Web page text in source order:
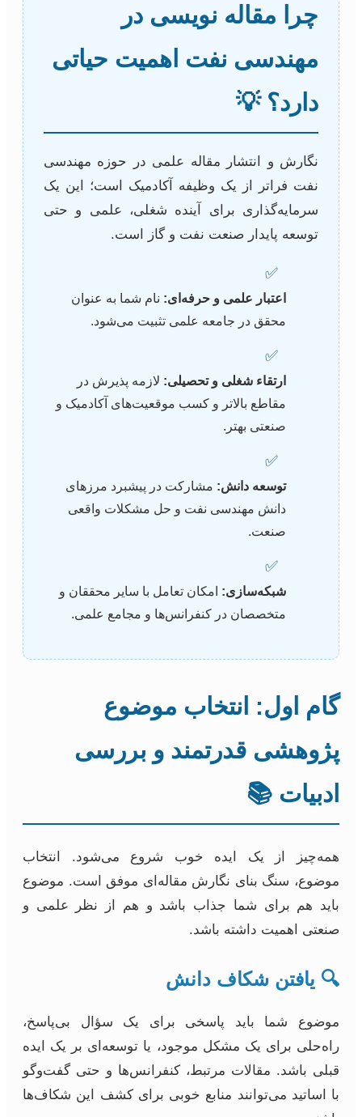
چرا مقاله نویسی در
مهندسی نفت اهمیت حیاتی
دارد؟ 💡
نگارش و انتشار مقاله علمی در حوزه مهندسی
نفت فراتر از یک وظیفه آکادمیک است؛ این یک
سرمایه‌گذاری برای آینده شغلی، علمی و حتی
توسعه پایدار صنعت نفت و گاز است.
✅
اعتبار علمی و حرفه‌ای: نام شما به عنوان
محقق در جامعه علمی تثبیت می‌شود.
✅
ارتقاء شغلی و تحصیلی: لازمه پذیرش در
مقاطع بالاتر و کسب موقعیت‌های آکادمیک و
صنعتی بهتر.
✅
توسعه دانش: مشارکت در پیشبرد مرزهای
دانش مهندسی نفت و حل مشکلات واقعی
صنعت.
✅
شبکه‌سازی: امکان تعامل با سایر محققان و
متخصصان در کنفرانس‌ها و مجامع علمی.
گام اول: انتخاب موضوع
پژوهشی قدرتمند و بررسی
ادبیات 📚
همه‌چیز از یک ایده خوب شروع می‌شود. انتخاب
موضوع، سنگ بنای نگارش مقاله‌ای موفق است. موضوع
باید هم برای شما جذاب باشد و هم از نظر علمی و
صنعتی اهمیت داشته باشد.
🔍 یافتن شکاف دانش
موضوع شما باید پاسخی برای یک سؤال بی‌پاسخ،
راه‌حلی برای یک مشکل موجود، یا توسعه‌ای بر یک ایده
قبلی باشد. مقالات مرتبط، کنفرانس‌ها و حتی گفت‌وگو
با اساتید می‌توانند منابع خوبی برای کشف این شکاف‌ها